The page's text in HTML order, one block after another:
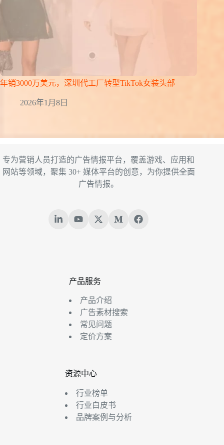
年销3000万美元，深圳代工厂转型TikTok女装头部
2026年1月8日
专为营销人员打造的广告情报平台，覆盖游戏、应用和
网站等领域，聚集 30+ 媒体平台的创意，为你提供全面
广告情报。
产品服务
产品介绍
广告素材搜索
常见问题
定价方案
资源中心
行业榜单
行业白皮书
品牌案例与分析